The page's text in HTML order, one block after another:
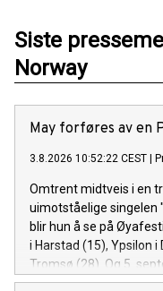
Siste
Norway
May forføres av en
3.8.2026 10:52:22 CEST |
Omtrent midtveis i en
uimotståelige singelen
blir hun å se på
i Harstad (15), Ypsilon
Tromsø (28). Og 5.
festivalsesongen med